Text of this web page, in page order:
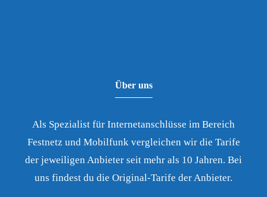
Über uns
Als Spezialist für Internetanschlüsse im Bereich
Festnetz und Mobilfunk vergleichen wir die Tarife
der jeweiligen Anbieter seit mehr als 10 Jahren. Bei
uns findest du die Original-Tarife der Anbieter.